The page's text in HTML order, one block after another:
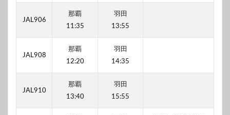
JAL906
那覇
11:35
羽田
13:55
JAL908
那覇
12:20
羽田
14:35
JAL910
那覇
13:40
羽田
15:55